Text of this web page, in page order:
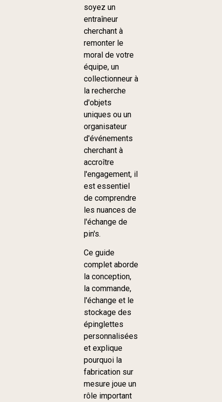
soyez un
entraîneur
cherchant à
remonter le
moral de votre
équipe, un
collectionneur à
la recherche
d'objets
uniques ou un
organisateur
d'événements
cherchant à
accroître
l'engagement, il
est essentiel
de comprendre
les nuances de
l'échange de
pin's.
Ce guide
complet aborde
la conception,
la commande,
l'échange et le
stockage des
épinglettes
personnalisées
et explique
pourquoi la
fabrication sur
mesure joue un
rôle important